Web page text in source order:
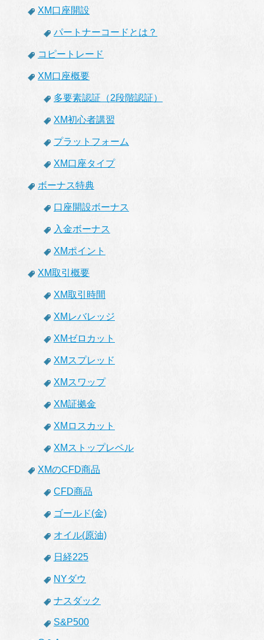
XM口座開設
パートナーコードとは？
コピートレード
XM口座概要
多要素認証（2段階認証）
XM初心者講習
プラットフォーム
XM口座タイプ
ボーナス特典
口座開設ボーナス
入金ボーナス
XMポイント
XM取引概要
XM取引時間
XMレバレッジ
XMゼロカット
XMスプレッド
XMスワップ
XM証拠金
XMロスカット
XMストップレベル
XMのCFD商品
CFD商品
ゴールド(金)
オイル(原油)
日経225
NYダウ
ナスダック
S&P500